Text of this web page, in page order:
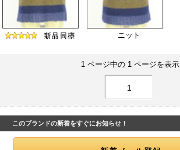
ニット
1 ページ中の 1 ページを表示
1
このブランドの新着をすぐにお知らせ！